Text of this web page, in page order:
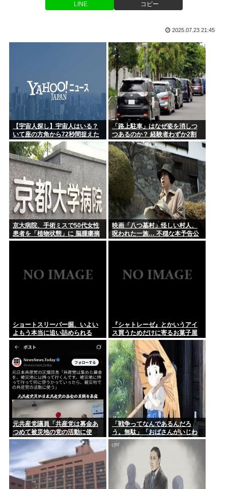
【画像】『グリッドマン』宝多六花さんの最新フィギュア、ガ
【高知県】違法にとれたクロマグロを「配っている」と通報⋯
採捕停止...
NHK職員が出演者から性被害 異動求めるも3年認められず
高速道路の合流路線で速度合わせて合流塞いで来るトラック
www
【高市連休】今日さえ乗り切れば、9連休到来！
山本舞香、第1子出産を報告「母子ともに健康」…夫のマイフ
ァス・H...
ぼく、坊主頭に飽き足らず電気シェーバーでスキンヘッドにし
てしまう
ニューバランスはダサい！onは時代遅れ！サロモンを買え！
って言わ...
NothingPhoneに機種変した結果www
LINE コピー
2025.07.23 21:45
【宇宙人探し】宇宙人はいる？
いて座の方角から72秒間捉えた
強い電波、50年間正体分からぬ
「Wow！信号」…「合理的に考
えると、宇宙人からの信号の可
能性」
「路上駐車」はなぜ姿を消しつ
つあるのか？ 経験者わずか2割
という衝撃!「昔は普通だった光
景」が変わり始めた理由とは
京大病院、手術ミスで50代女性
患者を「植物状態」に 脳腫瘍摘
出手術で腫瘍の無い部位を摘出
映画「八つ墓村」怪しい村人、
呪われた一族… 不穏な本予告公
開 主題歌はB’zの松本孝弘率いる
ショートスリーパー掘、いよい
よもう本当に追い詰められる
『シャトレーゼ』とかいうアイ
ス買うためだけに寄るお菓子屋
さんwww
元共産党議員「共産党は募金あ
つめて被災地の党の活動に使
う」
「戦争ってなんであるんだろ
う。無駄」「おばさんがいじわ
る」「火垂るの墓」を見た小学
生 耳をふさぎハンカチで顔を覆
う子も